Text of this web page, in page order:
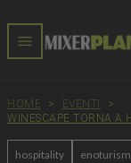
HOME > EVENTI
>
WINESCAPE TORNA A
hospitality